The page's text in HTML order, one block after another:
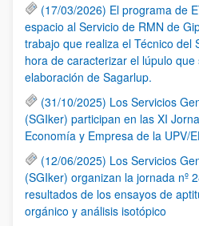
(17/03/2026) El programa de
espacio al Servicio de RMN de
trabajo que realiza el Técnico del
hora de caracterizar el lúpulo que
elaboración de Sagarlup.
(31/10/2025) Los Servicios
(SGIker) participan en las XI
Economía y Empresa de la UPV/
(12/06/2025) Los Servicios
(SGIker) organizan la jornada nº
resultados de los ensayos de
orgánico y análisis isotópico